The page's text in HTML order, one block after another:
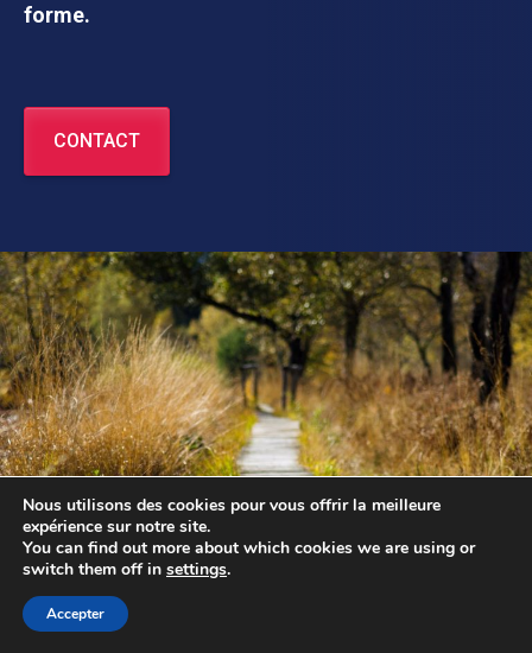
forme.
CONTACT
Nous utilisons des cookies pour vous offrir la meilleure
expérience sur notre site.
You can find out more about which cookies we are using or
switch them off in settings.
Accepter